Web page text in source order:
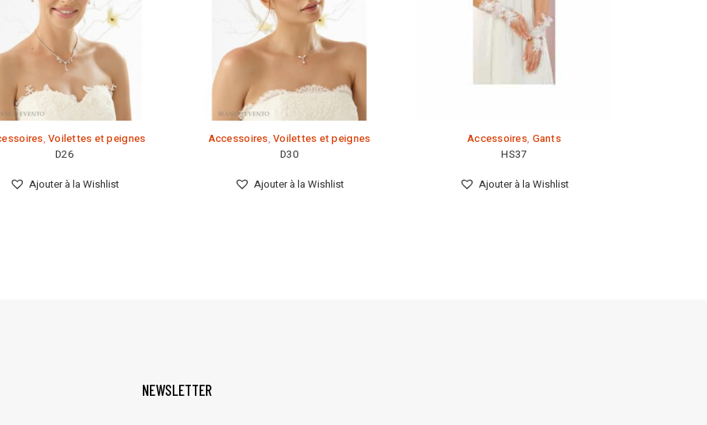
,Voilettes et peignes
D26
Ajouter à la Wishlist
Accessoires,Voilettes et peignes
D30
Ajouter à la Wishlist
Accessoires, Gants
HS37
Ajouter à la Wishlist
NEWSLETTER